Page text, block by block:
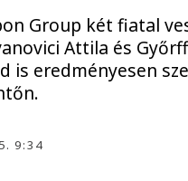
Group két fiatal
Attila és
is eredményesen
9:34